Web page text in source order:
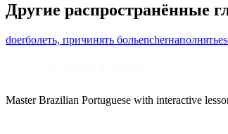
Другие распространённые
doerболеть, причинять больencherнаполнять
Master Brazilian Portuguese with interactive